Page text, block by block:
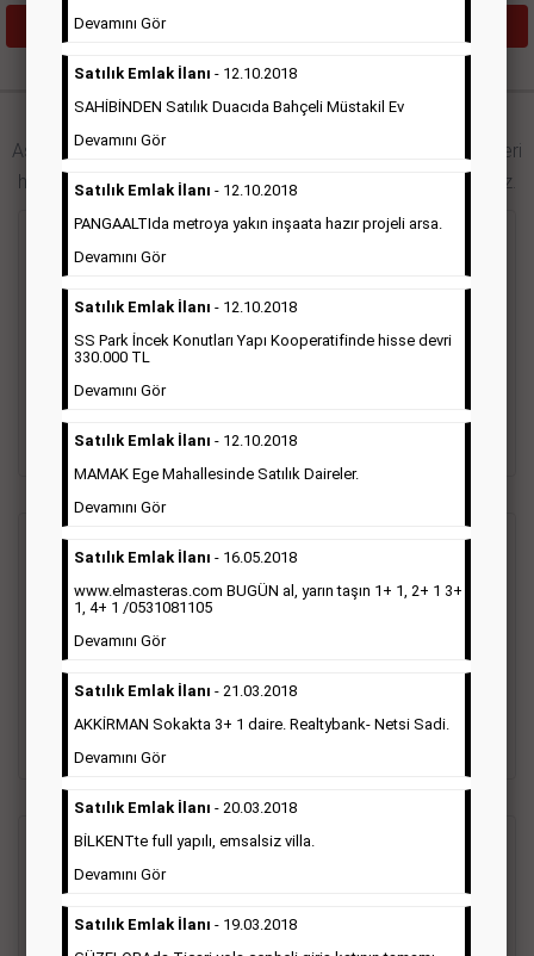
Hürriyet Gazetesi İlan Türleri
Aşağıdaki bağlantıları takip ederek Hürriyet gazetesi ilan türleri
hakkında detaylara ulaşabilir, ilan örneklerini inceleyebilirsiniz.
Hürriyet gazetesi Seri ilanlar; emlak ilanı, eleman ilanı, zayi
ilanı, vasıta ilanı başlıkları altında toplanmaktadır. Hürriyet
gazetesi seri ilanlar, Türkiye baskısı, İstanbul baskısı, Ankara
bütün bölgelerde yayınlanabilmektedir.
Detaylı Bilgi & İlan Örnekleri
Sosyal İlan (Vefat, Başsağlığı, Anma, Teşekkür)
Gazetelerin sosyal ilan diye adlandırdığı bu ilan türü altında
vefat ilanı anma ilan, başsağlığı ilanı, teşekkür ilanı vb. ilan
türleri toplanmaktadır. Ticari amaç gütmeyen bu ilan çeşidin
de fiyatlandırma ilanın kapladığı alan üzerinden fiyatlandırılır.
Diğer çerçeveli ilanlara göre daha ekonomiktir.
Ticari İlan (Hürriyet Gazetesi Reklam)
Hürriyet gazetesi Ticari ilan; firmaların tanıtımlarının, duyuru
Devamını Gör
Satılık Emlak İlanı - 12.10.2018
SAHİBİNDEN Satılık Duacıda Bahçeli Müstakil Ev
Devamını Gör
Satılık Emlak İlanı - 12.10.2018
PANGAALTIda metroya yakın inşaata hazır projeli arsa.
Devamını Gör
Satılık Emlak İlanı - 12.10.2018
SS Park İncek Konutları Yapı Kooperatifinde hisse devri
330.000 TL
Devamını Gör
Satılık Emlak İlanı - 12.10.2018
MAMAK Ege Mahallesinde Satılık Daireler.
Devamını Gör
Satılık Emlak İlanı - 16.05.2018
www.elmasteras.com BUGÜN al, yarın taşın 1+ 1, 2+ 1 3+
1, 4+ 1 /0531081105
Devamını Gör
Satılık Emlak İlanı - 21.03.2018
AKKİRMAN Sokakta 3+ 1 daire. Realtybank- Netsi Sadi.
Devamını Gör
Satılık Emlak İlanı - 20.03.2018
BİLKENTte full yapılı, emsalsiz villa.
Devamını Gör
Satılık Emlak İlanı - 19.03.2018